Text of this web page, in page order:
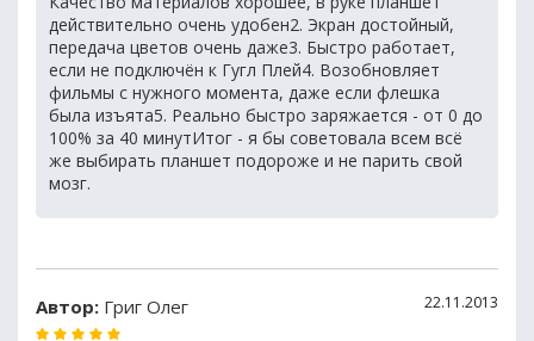
действительно очень удобен2. Экран достойный,
передача цветов очень даже3. Быстро работает,
если не подключён к Гугл Плей4. Возобновляет
фильмы с нужного момента, даже если флешка
была изъята5. Реально быстро заряжается - от 0 до
100% за 40 минутИтог - я бы советовала всем всё
же выбирать планшет подороже и не парить свой
мозг.
Автор: Григ Олег 22.11.2013